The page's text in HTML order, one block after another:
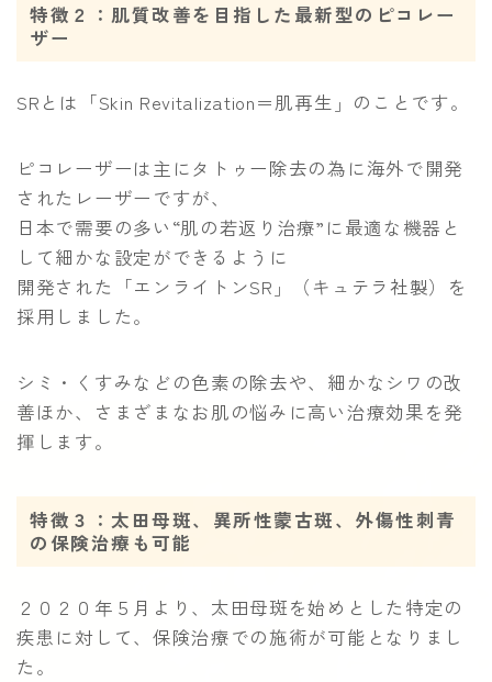
特徴２：肌質改善を目指した最新型のピコレー
ザー
SRとは「Skin Revitalization＝肌再生」のことです。
ピコレーザーは主にタトゥー除去の為に海外で開発
されたレーザーですが、
日本で需要の多い“肌の若返り治療”に最適な機器と
して細かな設定ができるように
開発された「エンライトンSR」（キュテラ社製）を
採用しました。
シミ・くすみなどの色素の除去や、細かなシワの改
善ほか、さまざまなお肌の悩みに高い治療効果を発
揮します。
特徴３：太田母斑、異所性蒙古斑、外傷性刺青
の保険治療も可能
２０２０年５月より、太田母斑を始めとした特定の
疾患に対して、保険治療での施術が可能となりまし
た。